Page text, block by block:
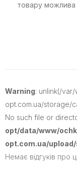
товару можлива
Warning: unlink(/
opt.com.ua/storage/
No such file or
opt/data/www/
opt.com.ua/
Немає відгуків про